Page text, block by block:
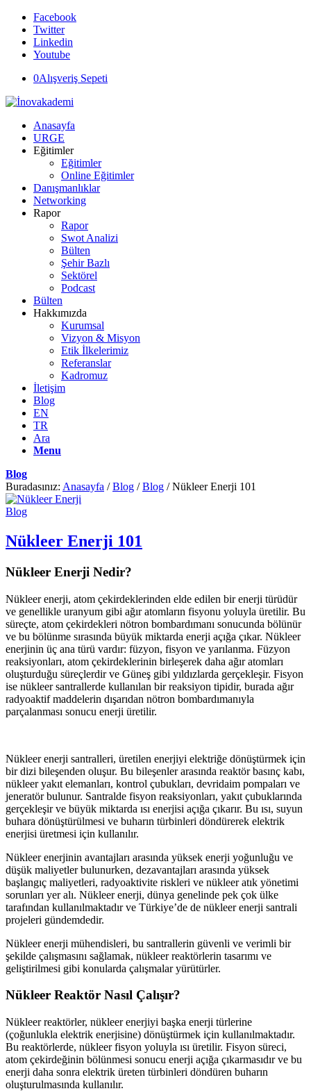
Facebook
Twitter
Linkedin
Youtube
0Alışveriş Sepeti
Anasayfa
URGE
Eğitimler
Eğitimler
Online Eğitimler
Danışmanlıklar
Networking
Rapor
Rapor
Swot Analizi
Bülten
Şehir Bazlı
Sektörel
Podcast
Bülten
Hakkımızda
Kurumsal
Vizyon & Misyon
Etik İlkelerimiz
Referanslar
Kadromuz
İletişim
Blog
EN
TR
Ara
Menu
Blog
Buradasınız: Anasayfa / Blog / Blog / Nükleer Enerji 101
Blog
Nükleer Enerji 101
Nükleer Enerji Nedir?
Nükleer enerji, atom çekirdeklerinden elde edilen bir enerji türüdür
ve genellikle uranyum gibi ağır atomların fisyonu yoluyla üretilir. Bu
süreçte, atom çekirdekleri nötron bombardımanı sonucunda bölünür
ve bu bölünme sırasında büyük miktarda enerji açığa çıkar. Nükleer
enerjinin üç ana türü vardır: füzyon, fisyon ve yarılanma. Füzyon
reaksiyonları, atom çekirdeklerinin birleşerek daha ağır atomları
oluşturduğu süreçlerdir ve Güneş gibi yıldızlarda gerçekleşir. Fisyon
ise nükleer santrallerde kullanılan bir reaksiyon tipidir, burada ağır
radyoaktif maddelerin dışarıdan nötron bombardımanıyla
parçalanması sonucu enerji üretilir.
Nükleer enerji santralleri, üretilen enerjiyi elektriğe dönüştürmek için
bir dizi bileşenden oluşur. Bu bileşenler arasında reaktör basınç kabı,
nükleer yakıt elemanları, kontrol çubukları, devridaim pompaları ve
jeneratör bulunur. Santralde fisyon reaksiyonları, yakıt çubuklarında
gerçekleşir ve büyük miktarda ısı enerjisi açığa çıkarır. Bu ısı, suyun
buhara dönüştürülmesi ve buharın türbinleri döndürerek elektrik
enerjisi üretmesi için kullanılır.
Nükleer enerjinin avantajları arasında yüksek enerji yoğunluğu ve
düşük maliyetler bulunurken, dezavantajları arasında yüksek
başlangıç maliyetleri, radyoaktivite riskleri ve nükleer atık yönetimi
sorunları yer alı. Nükleer enerji, dünya genelinde pek çok ülke
tarafından kullanılmaktadır ve Türkiye’de de nükleer enerji santrali
projeleri gündemdedir.
Nükleer enerji mühendisleri, bu santrallerin güvenli ve verimli bir
şekilde çalışmasını sağlamak, nükleer reaktörlerin tasarımı ve
geliştirilmesi gibi konularda çalışmalar yürütürler.
Nükleer Reaktör Nasıl Çalışır?
Nükleer reaktörler, nükleer enerjiyi başka enerji türlerine
(çoğunlukla elektrik enerjisine) dönüştürmek için kullanılmaktadır.
Bu reaktörlerde, nükleer fisyon yoluyla ısı üretilir. Fisyon süreci,
atom çekirdeğinin bölünmesi sonucu enerji açığa çıkarmasıdır ve bu
enerji daha sonra elektrik üreten türbinleri döndüren buharın
oluşturulmasında kullanılır.